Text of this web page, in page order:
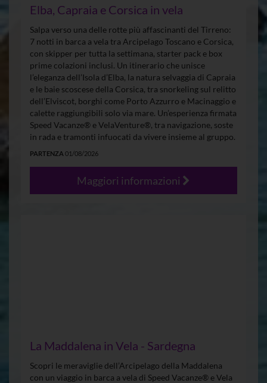
Elba, Capraia e Corsica in vela
Salpa verso una delle rotte più affascinanti del Tirreno:
7 notti in barca a vela tra Arcipelago Toscano e Corsica,
con skipper per tutta la settimana, starter pack e box
prime colazioni inclusi. Un itinerario che unisce
l’eleganza dell’Isola d’Elba, la natura selvaggia di Capraia
e le baie scoscese della Corsica, tra snorkeling sul relitto
dell’Elviscot, borghi come Porto Azzurro e Macinaggio e
calette raggiungibili solo via mare. Un’esperienza firmata
Speed Vacanze® e VelaVenture®, tra navigazione, soste
in rada e tramonti infuocati da vivere insieme al gruppo.
PARTENZA 01/08/2026
Maggiori informazioni
La Maddalena in Vela - Sardegna
Scopri le meraviglie dell’Arcipelago della Maddalena
con un viaggio in barca a vela di Speed Vacanze® e Vela